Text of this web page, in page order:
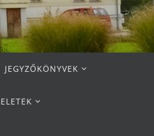
JEGYZŐKÖNYVEK